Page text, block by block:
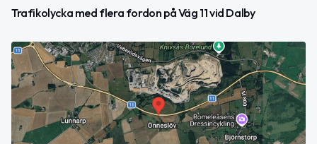
Trafikolycka med flera fordon på Väg 11 vid Dalby